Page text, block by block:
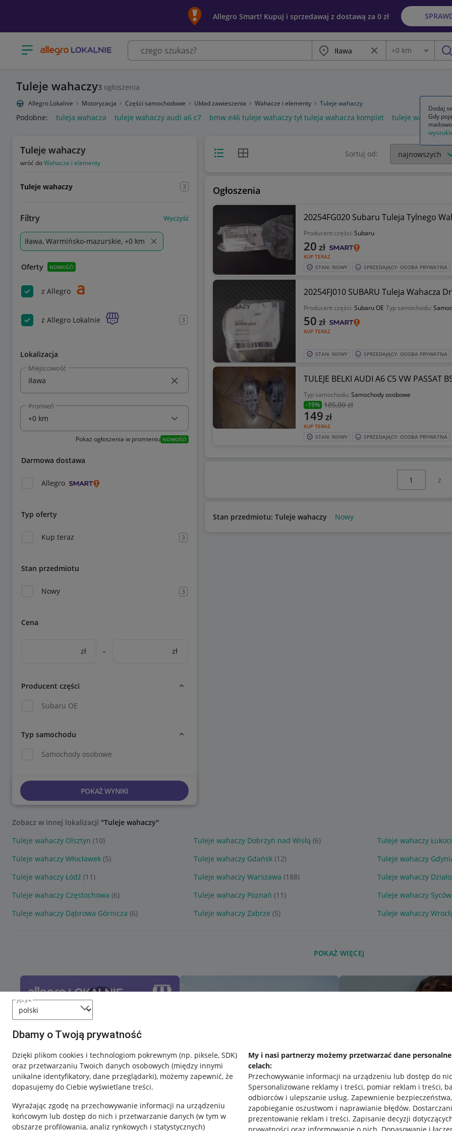
język
Dbamy o Twoją prywatność
Dzięki plikom cookies i technologiom pokrewnym (np. piksele, SDK)
oraz przetwarzaniu Twoich danych osobowych (między innymi
unikalne identyfikatory, dane przeglądarki), możemy zapewnić, że
dopasujemy do Ciebie wyświetlane treści.
Wyrażając zgodę na przechowywanie informacji na urządzeniu
końcowym lub dostęp do nich i przetwarzanie danych (w tym w
obszarze profilowania, analiz rynkowych i statystycznych)
My i nasi partnerzy możemy przetwarzać dane
celach:
Przechowywanie informacji na urządzeniu lub dostęp do
Spersonalizowane reklamy i treści, pomiar reklam i treści,
odbiorców i ulepszanie usług. Zapewnienie bezpieczeństwa,
zapobieganie oszustwom i naprawianie błędów.
prezentowanie reklam i treści. Zapisanie decyzji
Allegro Smart! Kupuj i sprzedawaj z dostawą za 0 zł
Otwórz menu z kategoriami Miasto Wyczyść frazę
Odległość
+0 km
Tuleje wahaczy3 ogłoszenia
Allegro Lokalnie Motoryzacja Części samochodowe Układ zawieszenia Wahacze i elementy Tuleje wahaczy
Podobne: tuleja wahacza tuleje wahaczy audi a6 c7 bmw e46 tuleje wahaczy tył tuleja wahacza komplet tuleje wahaczy
Tuleje wahaczy
wróć doWahacze i elementy
Tuleje wahaczy 3
Filtry Wyczyść
Iława, Warmińsko-mazurskie, +0 km
Oferty NOWOŚĆ!
z Allegro
z Allegro Lokalnie 3
Lokalizacja
Miejscowość
Promień
Pokaż ogłoszenia w promieniu NOWOŚĆ!
Darmowa dostawa
Allegro
Typ oferty
Kup teraz 3
Stan przedmiotu
Nowy 3
Cena
zł – zł
Producent części
Subaru OE
Typ samochodu
Samochody osobowe
POKAŻ WYNIKI
Widok listyWidok siatki Sortuj od:
Ogłoszenia
20254FG020 Subaru Tuleja Tylnego
Producent części: Subaru
KUP TERAZ
20 zł
STAN: NOWY SPRZEDAJĄCY: OSOBA PRYWATNA
20254FJ010 SUBARU Tuleja Wahacza
Producent części: Subaru OE Typ samochodu:
KUP TERAZ
50 zł
STAN: NOWY SPRZEDAJĄCY: OSOBA PRYWATNA
TULEJE BELKI AUDI A6 C5 VW PASSAT
Typ samochodu: Samochody osobowe
-19% 185,00 zł
KUP TERAZ
149 zł
STAN: NOWY SPRZEDAJĄCY: OSOBA PRYWATNA
z
Stan przedmiotu: Tuleje wahaczy Nowy
Zobacz w innej lokalizacji "Tuleje wahaczy"
Tuleje wahaczy Olsztyn (10) Tuleje wahaczy Dobrzyń nad Wisłą (6) Tuleje wahaczy
Tuleje wahaczy Włocławek (5) Tuleje wahaczy Gdańsk (12) Tuleje wahaczy
Tuleje wahaczy Łódź (11) Tuleje wahaczy Warszawa (188) Tuleje wahaczy
Tuleje wahaczy Częstochowa (6) Tuleje wahaczy Poznań (11) Tuleje wahaczy Syców
Tuleje wahaczy Dąbrowa Górnicza (6) Tuleje wahaczy Zabrze (5) Tuleje wahaczy
POKAŻ WIĘCEJ
Dodaj
Gdy